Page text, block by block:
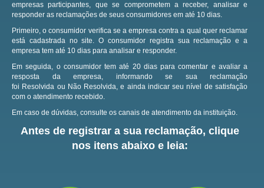
empresas participantes, que se comprometem a receber, analisar e
responder as reclamações de seus consumidores em até 10 dias.
Primeiro, o consumidor verifica se a empresa contra a qual quer reclamar
está cadastrada no site.O consumidor registra sua reclamação e a
empresa tem até 10 dias para analisar e responder.
Em seguida, o consumidor tem até 20 dias para comentar e avaliar a
resposta da empresa, informando se sua reclamação
foi Resolvida ou Não Resolvida, e ainda indicar seu nível de satisfação
com o atendimento recebido.
Em caso de dúvidas, consulte os canais de atendimento da instituição.
Antes de registrar a sua reclamação, clique
nos itens abaixo e leia: